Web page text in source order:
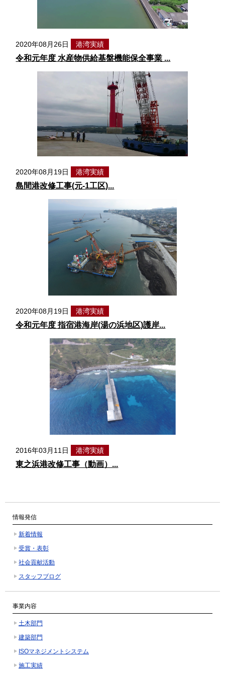
2020年08月26日 港湾実績
令和元年度 水産物供給基盤機能保全事業 ...
2020年08月19日 港湾実績
島間港改修工事(元-1工区)...
2020年08月19日 港湾実績
令和元年度 指宿港海岸(湯の浜地区)護岸...
2016年03月11日 港湾実績
東之浜港改修工事（動画）...
情報発信
新着情報
受賞・表彰
社会貢献活動
スタッフブログ
事業内容
土木部門
建築部門
ISOマネジメントシステム
施工実績